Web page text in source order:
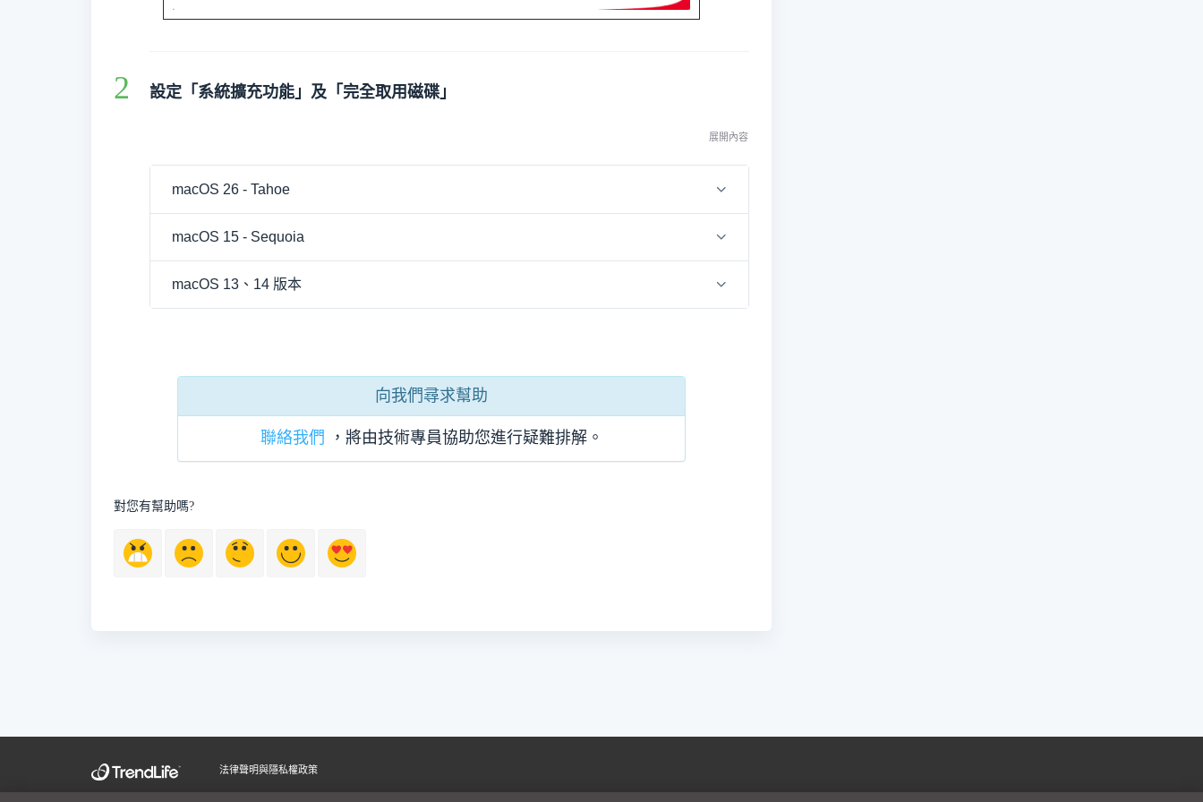
設定「系統擴充功能」及「完全取用磁碟」
展開內容
macOS 26 - Tahoe
macOS 15 - Sequoia
macOS 13、14 版本
向我們尋求幫助
聯絡我們 ，將由技術專員協助您進行疑難排解。
對您有幫助嗎?
法律聲明與隱私權政策